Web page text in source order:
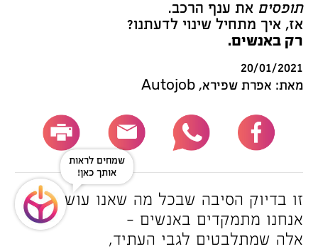
תופסים את ענף הרכב.
אז, איך מתחיל שינוי לדעתנו?
רק באנשים.
20/01/2021
מאת: אפרת שפירא, Autojob
זו בדיוק הסיבה שבכל מה שאנו עושים
אנחנו מתמקדים באנשים –
אלה שמתלבטים לגבי העתיד,
שמחים לראות
אותך כאן!